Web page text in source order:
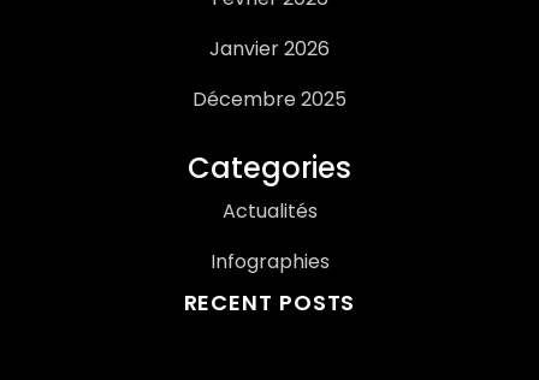
Janvier 2026
Décembre 2025
Categories
Actualités
Infographies
RECENT POSTS